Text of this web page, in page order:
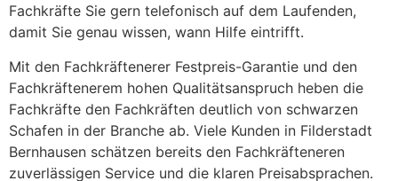
Fachkräfte Sie gern telefonisch auf dem Laufenden,
damit Sie genau wissen, wann Hilfe eintrifft.
Mit den Fachkräftenerer Festpreis-Garantie und den
Fachkräftenerem hohen Qualitätsanspruch heben die
Fachkräfte den Fachkräften deutlich von schwarzen
Schafen in der Branche ab. Viele Kunden in Filderstadt
Bernhausen schätzen bereits den Fachkräfteneren
zuverlässigen Service und die klaren Preisabsprachen.